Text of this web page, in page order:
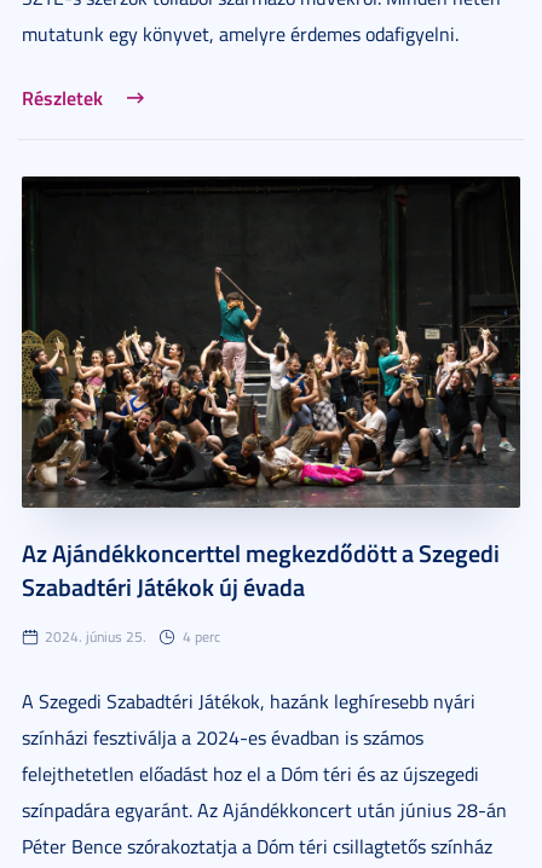
mutatunk egy könyvet, amelyre érdemes odafigyelni.
Részletek
Az Ajándékkoncerttel megkezdődött a Szegedi
Szabadtéri Játékok új évada
2024. június 25. 4 perc
A Szegedi Szabadtéri Játékok, hazánk leghíresebb nyári
színházi fesztiválja a 2024-es évadban is számos
felejthetetlen előadást hoz el a Dóm téri és az újszegedi
színpadára egyaránt. Az Ajándékkoncert után június 28-án
Péter Bence szórakoztatja a Dóm téri csillagtetős színház